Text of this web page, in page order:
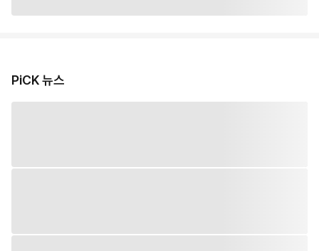
PiCK 뉴스